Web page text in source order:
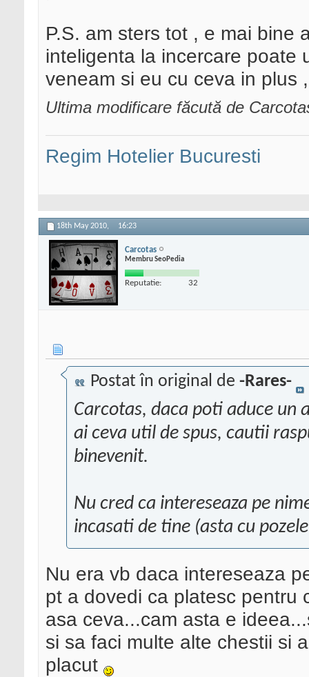
P.S. am sters tot , e mai bine
inteligenta la incercare poate
veneam si eu cu ceva in plus
Ultima modificare făcută de
Regim Hotelier Bucuresti
18th May 2010, 16:23
Carcotas
Membru SeoPedia
Reputatie: 32
Postat în original de -Rares-
Carcotas, daca poti aduce
ai ceva util de spus, cautii
binevenit.
Nu cred ca intereseaza pe
incasati de tine (asta cu
Nu era vb daca intereseaza
pt a dovedi ca platesc pentru
asa ceva...cam asta e
si sa faci multe alte chestii si
placut